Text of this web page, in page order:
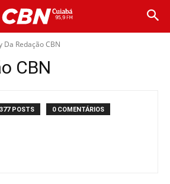
Da Redação CBN
CBN
POSTS 0 COMENTÁRIOS